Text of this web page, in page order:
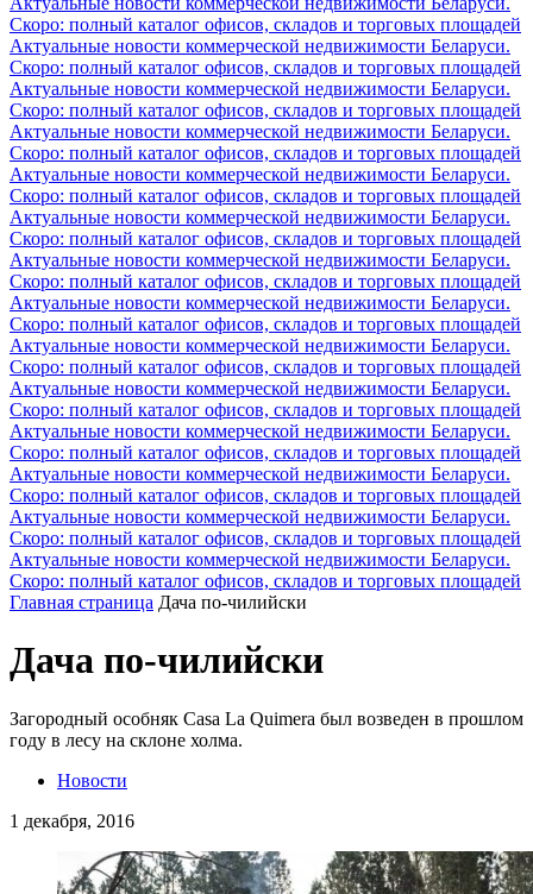
Скоро: полный каталог офисов, складов и торговых площадей
Актуальные новости коммерческой недвижимости Беларуси.
Скоро: полный каталог офисов, складов и торговых площадей
Актуальные новости коммерческой недвижимости Беларуси.
Скоро: полный каталог офисов, складов и торговых площадей
Актуальные новости коммерческой недвижимости Беларуси.
Скоро: полный каталог офисов, складов и торговых площадей
Актуальные новости коммерческой недвижимости Беларуси.
Скоро: полный каталог офисов, складов и торговых площадей
Актуальные новости коммерческой недвижимости Беларуси.
Скоро: полный каталог офисов, складов и торговых площадей
Актуальные новости коммерческой недвижимости Беларуси.
Скоро: полный каталог офисов, складов и торговых площадей
Актуальные новости коммерческой недвижимости Беларуси.
Скоро: полный каталог офисов, складов и торговых площадей
Актуальные новости коммерческой недвижимости Беларуси.
Скоро: полный каталог офисов, складов и торговых площадей
Актуальные новости коммерческой недвижимости Беларуси.
Скоро: полный каталог офисов, складов и торговых площадей
Актуальные новости коммерческой недвижимости Беларуси.
Скоро: полный каталог офисов, складов и торговых площадей
Актуальные новости коммерческой недвижимости Беларуси.
Скоро: полный каталог офисов, складов и торговых площадей
Актуальные новости коммерческой недвижимости Беларуси.
Скоро: полный каталог офисов, складов и торговых площадей
Актуальные новости коммерческой недвижимости Беларуси.
Скоро: полный каталог офисов, складов и торговых площадей
Главная страница Дача по-чилийски
Дача по-чилийски
Загородный особняк Casa La Quimera был возведен в прошлом
году в лесу на склоне холма.
Новости
1 декабря, 2016